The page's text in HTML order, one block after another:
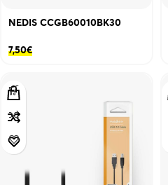
NEDIS CCGB60010BK30
7,50€